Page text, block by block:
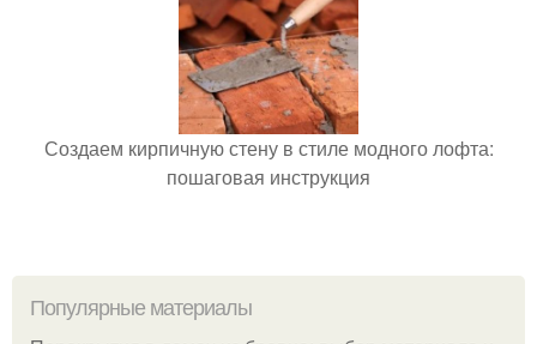
Создаем кирпичную стену в стиле модного лофта:
пошаговая инструкция
Популярные материалы